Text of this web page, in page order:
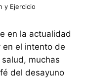
y Ejercicio
en la actualidad
en el intento de
muchas
del desayuno